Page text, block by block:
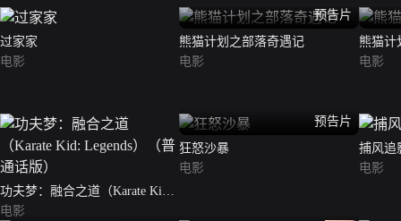
过家家
电影
预告片
熊猫计划之部落奇遇记
电影
熊猫计
电影
功夫梦：融合之道（Karate Kid:
Legends）（普通话版）
电影
预告片
狂怒沙暴
电影
捕风追
电影